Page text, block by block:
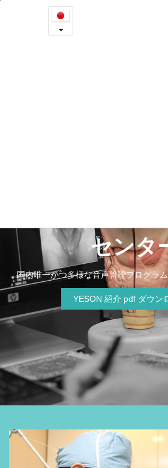
ー
A
Better
Life
With
a
Newer
Voice
センタ
国内唯一かつ多様な音声管理プログラ
YESON 紹介 pdf ダウン